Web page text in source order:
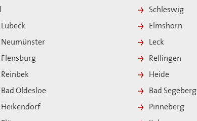
Lübeck
Neumünster
Flensburg
Reinbek
Bad Oldesloe
Heikendorf
Schleswig
Elmshorn
Leck
Rellingen
Heide
Bad Segeberg
Pinneberg